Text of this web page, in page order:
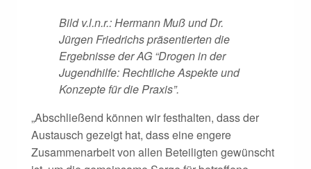
Bild v.l.n.r.: Hermann Muß und Dr.
Jürgen Friedrichs präsentierten die
Ergebnisse der AG “Drogen in der
Jugendhilfe: Rechtliche Aspekte und
Konzepte für die Praxis”.
„Abschließend können wir festhalten, dass der
Austausch gezeigt hat, dass eine engere
Zusammenarbeit von allen Beteiligten gewünscht